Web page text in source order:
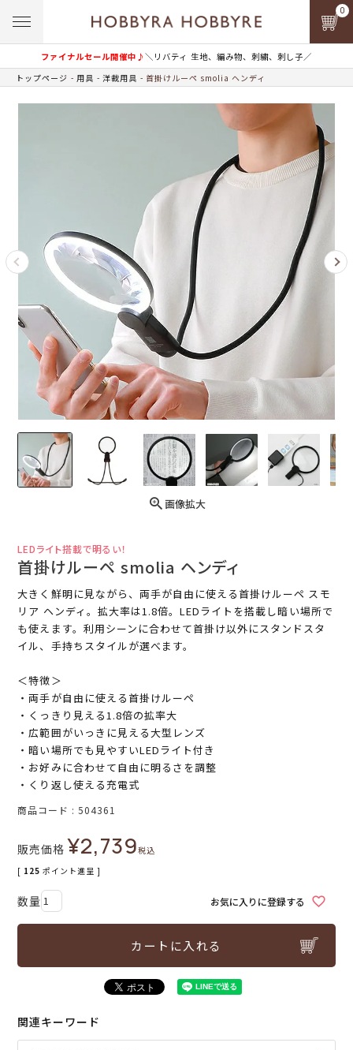
ファイナルセール開催中♪＼リバティ 生地、編み物、刺繍、刺し子／
0
トップページ 用具 洋裁用具 首掛けルーペ smolia ヘンディ
画像拡大
LEDライト搭載で明るい！
首掛けルーペ smolia ヘンディ
大きく鮮明に見ながら、両手が自由に使える首掛けルーペ スモ
リア ヘンディ。拡大率は1.8倍。LEDライトを搭載し暗い場所で
も使えます。利用シーンに合わせて首掛け以外にスタンドスタ
イル、手持ちスタイルが選べます。
＜特徴＞
・両手が自由に使える首掛けルーペ
・くっきり見える1.8倍の拡率大
・広範囲がいっきに見える大型レンズ
・暗い場所でも見やすいLEDライト付き
・お好みに合わせて自由に明るさを調整
・くり返し使える充電式
商品コード 504361
販売価格 ¥2,739税込
[ 125 ポイント進呈 ]
お気に入りに登録する
カートに入れる
関連キーワード